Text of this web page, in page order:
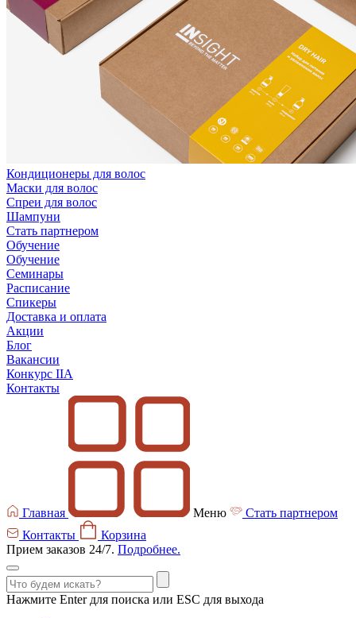
Кондиционеры для волос
Маски для волос
Спреи для волос
Шампуни
Стать партнером
Обучение
Обучение
Семинары
Расписание
Спикеры
Доставка и оплата
Акции
Блог
Вакансии
Конкурс IIA
Контакты
Главная Меню
Стать партнером
Контакты
Корзина
Прием заказов 24/7. Подробнее.
Нажмите Enter для поиска или ESC для выхода